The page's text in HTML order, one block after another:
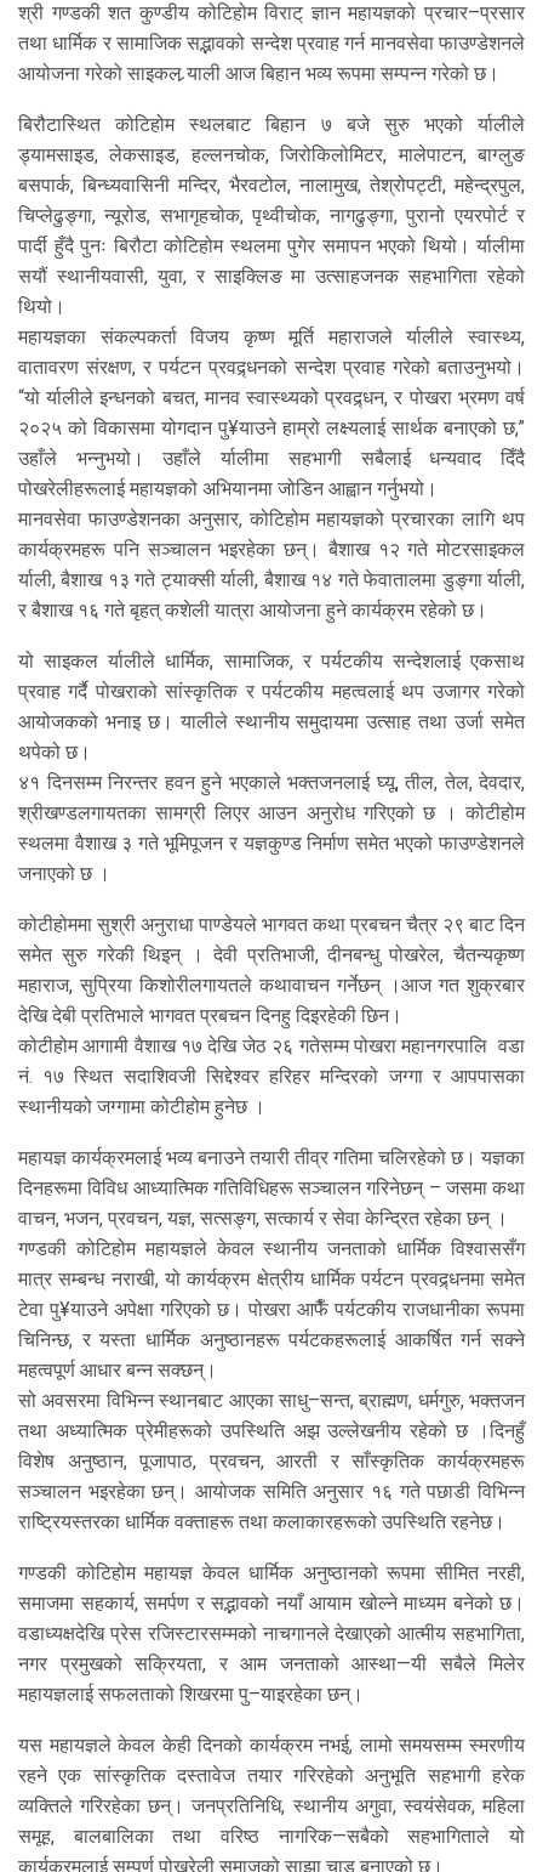
श्री गण्डकी शत कुण्डीय कोटिहोम विराट् ज्ञान महायज्ञको प्रचार–प्रसार
तथा धार्मिक र सामाजिक सद्भावको सन्देश प्रवाह गर्न मानवसेवा फाउण्डेशनले
आयोजना गरेको साइकल र्‍याली आज बिहान भव्य रूपमा सम्पन्न गरेको छ।
बिरौटास्थित कोटिहोम स्थलबाट बिहान ७ बजे सुरु भएको र्यालीले
ड्यामसाइड, लेकसाइड, हल्लनचोक, जिरोकिलोमिटर, मालेपाटन, बाग्लुङ
बसपार्क, बिन्ध्यवासिनी मन्दिर, भैरवटोल, नालामुख, तेश्रोपट्टी, महेन्द्रपुल,
चिप्लेढुङ्गा, न्यूरोड, सभागृहचोक, पृथ्वीचोक, नागढुङ्गा, पुरानो एयरपोर्ट र
पार्दी हुँदै पुनः बिरौटा कोटिहोम स्थलमा पुगेर समापन भएको थियो। र्यालीमा
सयौं स्थानीयवासी, युवा, र साइक्लिङ मा उत्साहजनक सहभागिता रहेको
थियो।
महायज्ञका संकल्पकर्ता विजय कृष्ण मूर्ति महाराजले र्यालीले स्वास्थ्य,
वातावरण संरक्षण, र पर्यटन प्रवद्र्धनको सन्देश प्रवाह गरेको बताउनुभयो।
“यो र्यालीले इन्धनको बचत, मानव स्वास्थ्यको प्रवद्र्धन, र पोखरा भ्रमण वर्ष
२०२५ को विकासमा योगदान पु¥याउने हाम्रो लक्ष्यलाई सार्थक बनाएको छ,”
उहाँले भन्नुभयो। उहाँले र्यालीमा सहभागी सबैलाई धन्यवाद दिँदै
पोखरेलीहरूलाई महायज्ञको अभियानमा जोडिन आह्वान गर्नुभयो।
मानवसेवा फाउण्डेशनका अनुसार, कोटिहोम महायज्ञको प्रचारका लागि थप
कार्यक्रमहरू पनि सञ्चालन भइरहेका छन्। बैशाख १२ गते मोटरसाइकल
र्याली, बैशाख १३ गते ट्याक्सी र्याली, बैशाख १४ गते फेवातालमा डुङ्गा र्याली,
र बैशाख १६ गते बृहत् कशेली यात्रा आयोजना हुने कार्यक्रम रहेको छ।
यो साइकल र्यालीले धार्मिक, सामाजिक, र पर्यटकीय सन्देशलाई एकसाथ
प्रवाह गर्दै पोखराको सांस्कृतिक र पर्यटकीय महत्वलाई थप उजागर गरेको
आयोजकको भनाइ छ। यालीले स्थानीय समुदायमा उत्साह तथा उर्जा समेत
थपेको छ।
४१ दिनसम्म निरन्तर हवन हुने भएकाले भक्तजनलाई घ्यू, तील, तेल, देवदार,
श्रीखण्डलगायतका सामग्री लिएर आउन अनुरोध गरिएको छ । कोटीहोम
स्थलमा वैशाख ३ गते भूमिपूजन र यज्ञकुण्ड निर्माण समेत भएको फाउण्डेशनले
जनाएको छ ।
कोटीहोममा सुश्री अनुराधा पाण्डेयले भागवत कथा प्रबचन चैत्र २९ बाट दिन
समेत सुरु गरेकी थिइन् । देवी प्रतिभाजी, दीनबन्धु पोखरेल, चैतन्यकृष्ण
महाराज, सुप्रिया किशोरीलगायतले कथावाचन गर्नेछन् ।आज गत शुक्रबार
देखि देबी प्रतिभाले भागवत प्रबचन दिनहु दिइरहेकी छिन।
कोटीहोम आगामी वैशाख १७ देखि जेठ २६ गतेसम्म पोखरा महानगरपालि वडा
नं. १७ स्थित सदाशिवजी सिद्देश्वर हरिहर मन्दिरको जग्गा र आपपासका
स्थानीयको जग्गामा कोटीहोम हुनेछ ।
महायज्ञ कार्यक्रमलाई भव्य बनाउने तयारी तीव्र गतिमा चलिरहेको छ। यज्ञका
दिनहरूमा विविध आध्यात्मिक गतिविधिहरू सञ्चालन गरिनेछन् – जसमा कथा
वाचन, भजन, प्रवचन, यज्ञ, सत्सङ्ग, सत्कार्य र सेवा केन्द्रित रहेका छन् ।
गण्डकी कोटिहोम महायज्ञले केवल स्थानीय जनताको धार्मिक विश्वाससँग
मात्र सम्बन्ध नराखी, यो कार्यक्रम क्षेत्रीय धार्मिक पर्यटन प्रवद्र्धनमा समेत
टेवा पु¥याउने अपेक्षा गरिएको छ। पोखरा आफैँ पर्यटकीय राजधानीका रूपमा
चिनिन्छ, र यस्ता धार्मिक अनुष्ठानहरू पर्यटकहरूलाई आकर्षित गर्न सक्ने
महत्वपूर्ण आधार बन्न सक्छन्।
सो अवसरमा विभिन्न स्थानबाट आएका साधु–सन्त, ब्राह्मण, धर्मगुरु, भक्तजन
तथा अध्यात्मिक प्रेमीहरूको उपस्थिति अझ उल्लेखनीय रहेको छ ।दिनहुँ
विशेष अनुष्ठान, पूजापाठ, प्रवचन, आरती र साँस्कृतिक कार्यक्रमहरू
सञ्चालन भइरहेका छन्। आयोजक समिति अनुसार १६ गते पछाडी विभिन्न
राष्ट्रियस्तरका धार्मिक वक्ताहरू तथा कलाकारहरूको उपस्थिति रहनेछ।
गण्डकी कोटिहोम महायज्ञ केवल धार्मिक अनुष्ठानको रूपमा सीमित नरही,
समाजमा सहकार्य, समर्पण र सद्भावको नयाँ आयाम खोल्ने माध्यम बनेको छ।
वडाध्यक्षदेखि प्रेस रजिस्टारसम्मको नाचगानले देखाएको आत्मीय सहभागिता,
नगर प्रमुखको सक्रियता, र आम जनताको आस्था—यी सबैले मिलेर
महायज्ञलाई सफलताको शिखरमा पु–याइरहेका छन्।
यस महायज्ञले केवल केही दिनको कार्यक्रम नभई, लामो समयसम्म स्मरणीय
रहने एक सांस्कृतिक दस्तावेज तयार गरिरहेको अनुभूति सहभागी हरेक
व्यक्तिले गरिरहेका छन्। जनप्रतिनिधि, स्थानीय अगुवा, स्वयंसेवक, महिला
समूह, बालबालिका तथा वरिष्ठ नागरिक—सबैको सहभागिताले यो
कार्यक्रमलाई सम्पूर्ण पोखरेली समाजको साझा चाड बनाएको छ।